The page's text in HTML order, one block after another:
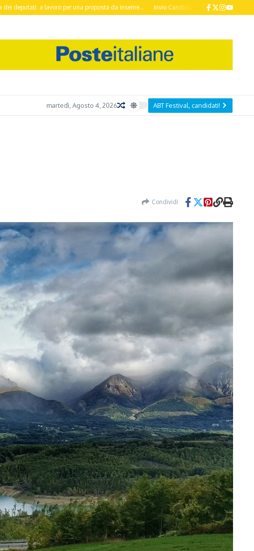
per una proposta da inserire... Invio Candidature ABT Festival 2026 entro il 20
martedì, Agosto 4, 2026 ABT Festival, candidati!
Condividi